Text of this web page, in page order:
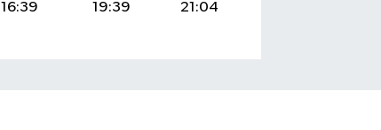
16:39 19:39 21:04